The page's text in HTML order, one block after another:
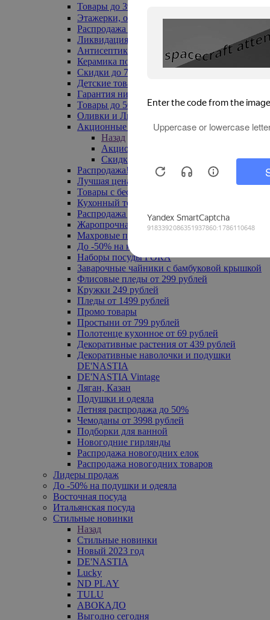
Товары до 399₽
Этажерки, обувницы
Распродажа текстиля до -50%
Ликвидация до -70%
Антисептики
Керамика по 129 руб
Скидки до 70%
Детские товары
Гарантия низкой цены
Товары до 500 руб
Оливки и Лимоны
Акционные товары
Назад
Акционные товары
Скидка 20% по промокоду
Распродажа! Ульяновск до -70%
Лучшая цена
Товары с бесплатной доставкой
Кухонный текстиль
Распродажа до -50%
Жаропрочная посуда
Махровые полотенца
До -50% на ковры
Наборы посуды FORA
Заварочные чайники с бамбуковой крышкой
Флисовые пледы от 299 рублей
Кружки 249 рублей
Пледы от 1499 рублей
Промо товары
Простыни от 799 рублей
Полотенце кухонное от 69 рублей
Декоративные растения от 439 рублей
Декоративные наволочки и подушки
DE'NASTIA
DE'NASTIA Vintage
Ляган, Казан
Подушки и одеяла
Летняя распродажа до 50%
Чемоданы от 3998 рублей
Подборки для ванной
Новогодние гирлянды
Распродажа новогодних елок
Распродажа новогодних товаров
Лидеры продаж
До -50% на подушки и одеяла
Восточная посуда
Итальянская посуда
Стильные новинки
Назад
Стильные новинки
Новый 2023 год
DE'NASTIA
Lucky
ND PLAY
TULU
АВОКАДО
Выгодно сегодня